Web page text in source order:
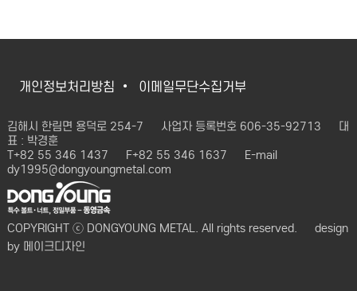
개인정보처리방침 이메일무단수집거부
김해시 한림면 용덕로 254-7 사업자 등록번호 606-35-92713
대
표 : 박경훈
T+82 55 346 1437
F+82 55 346 1637
E-mail
dy1995@dongyoungmetal.com
COPYRIGHT ⓒ DONGYOUNG METAL. All rights reserved.
design
by 메이크디자인